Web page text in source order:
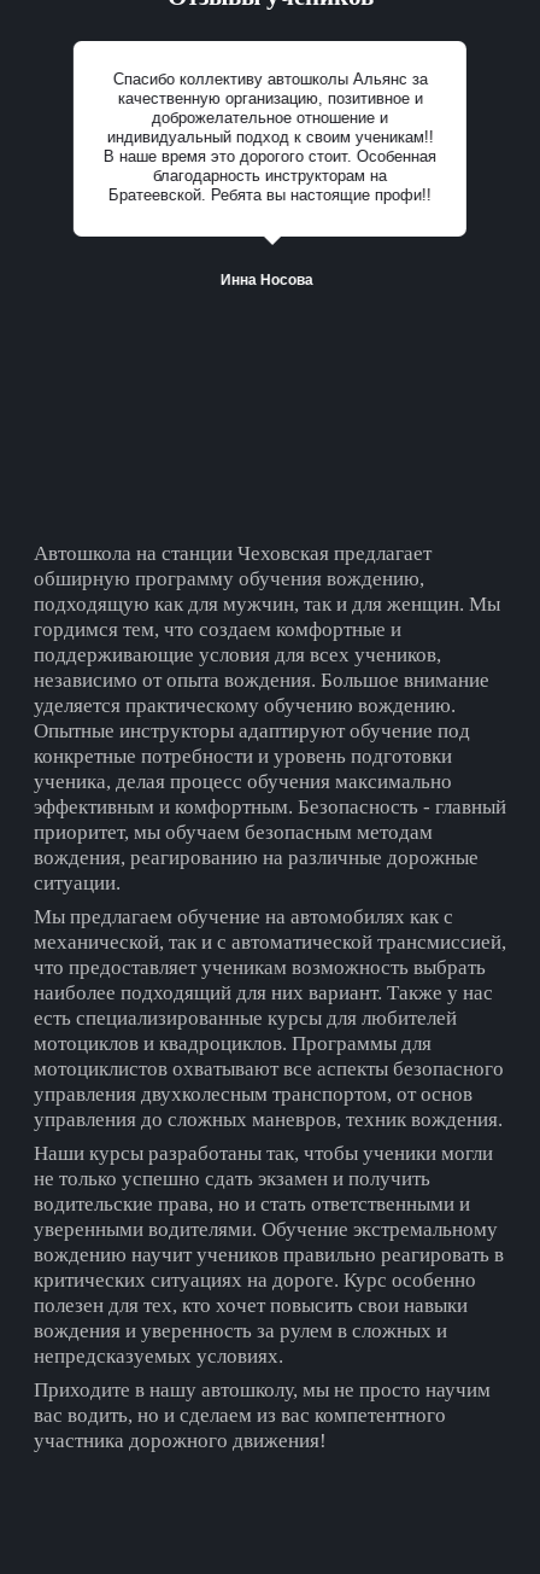
Все отзывы
Спасибо коллективу автошколы Альянс за
качественную организацию, позитивное и
доброжелательное отношение и
индивидуальный подход к своим ученикам!!
В наше время это дорогого стоит. Особенная
благодарность инструкторам на
Братеевской. Ребята вы настоящие профи!!
Инна Носова
Автошкола на cтанции Чеховская предлагает
обширную программу обучения вождению,
подходящую как для мужчин, так и для женщин. Мы
гордимся тем, что создаем комфортные и
поддерживающие условия для всех учеников,
независимо от опыта вождения. Большое внимание
уделяется практическому обучению вождению.
Опытные инструкторы адаптируют обучение под
конкретные потребности и уровень подготовки
ученика, делая процесс обучения максимально
эффективным и комфортным. Безопасность - главный
приоритет, мы обучаем безопасным методам
вождения, реагированию на различные дорожные
ситуации.
Мы предлагаем обучение на автомобилях как с
механической, так и с автоматической трансмиссией,
что предоставляет ученикам возможность выбрать
наиболее подходящий для них вариант. Также у нас
есть специализированные курсы для любителей
мотоциклов и квадроциклов. Программы для
мотоциклистов охватывают все аспекты безопасного
управления двухколесным транспортом, от основ
управления до сложных маневров, техник вождения.
Наши курсы разработаны так, чтобы ученики могли
не только успешно сдать экзамен и получить
водительские права, но и стать ответственными и
уверенными водителями. Обучение экстремальному
вождению научит учеников правильно реагировать в
критических ситуациях на дороге. Курс особенно
полезен для тех, кто хочет повысить свои навыки
вождения и уверенность за рулем в сложных и
непредсказуемых условиях.
Приходите в нашу автошколу, мы не просто научим
вас водить, но и сделаем из вас компетентного
участника дорожного движения!